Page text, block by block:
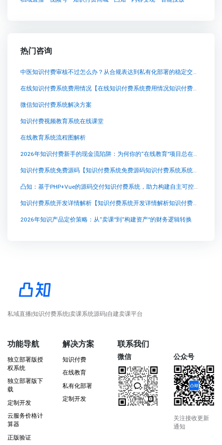
热门咨询
中医知识付费审核不过怎么办？从合规表达到私有化部署的稳定交付思路
在线知识付费系统费用情况【在线知识付费系统费用情况知识付费系统系统怎么制作，知识付费系统搭建使用教程】
微信知识付费系统解决方案
知识付费视频教育系统在线课堂
在线教育系统流程图解析
2026年知识付费新手的现金流陷阱：为何你的“在线教育”项目总在亏损边缘徘徊？
知识付费系统免费源码【知识付费系统免费源码知识付费系统系统怎么制作，知识付费系统搭建使用教程】
凸知：基于PHP+Vue的源码交付知识付费系统，助力构建自主可控的卖课平台
知识付费系统开发详情解析【知识付费系统开发详情解析知识付费系统系统怎么制作，知识付费系统搭建使用教程】
2026年知识产品定价策略：从“卖课”到“构建资产”的财务逻辑转换
私域直播|知识付费系统|卖课系统源码|自建卖课平台
功能导航
独立部署版授
权系统
独立部署版下
载
定制开发
云服务价格计
算器
正版验证
解决方案
知识付费
在线教育
私有化部署
定制开发
联系我们
微信 公众号
关注接收更新
通知